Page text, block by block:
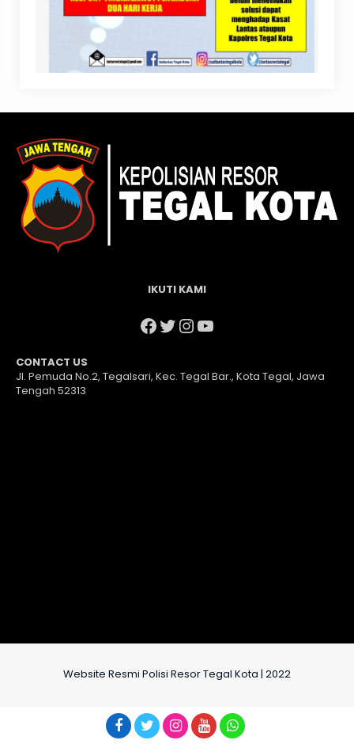
IKUTI KAMI
Facebook
Twitter
Instagram
YouTube
CONTACT US
Jl. Pemuda No.2, Tegalsari, Kec. Tegal Bar., Kota Tegal, Jawa
Tengah 52313
Website Resmi Polisi Resor Tegal Kota | 2022